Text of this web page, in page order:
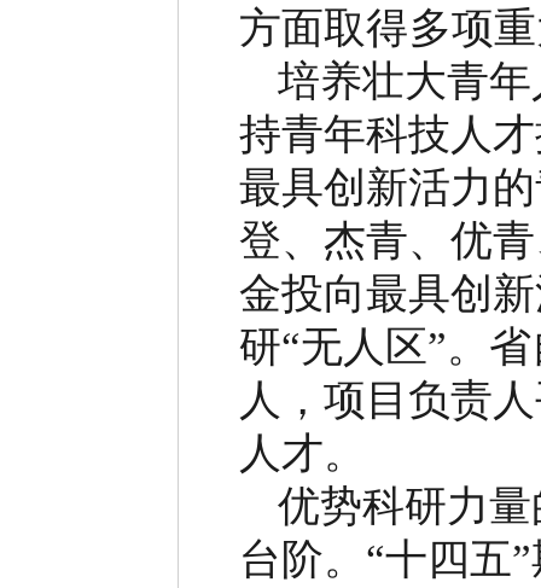
方面取得多项
培养壮大青
持青年科技人
最具创新活力
登、杰青、优
金投向最具创
研“无人区”。
人，项目负责
人才。
优势科研力
台阶。 “十四五”